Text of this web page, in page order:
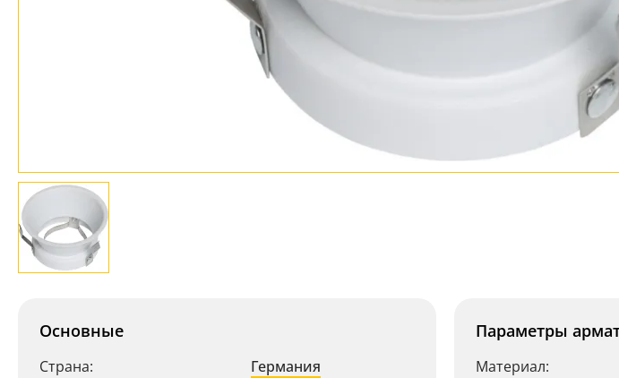
Основные
Страна:
Германия
Параметры
Материал: